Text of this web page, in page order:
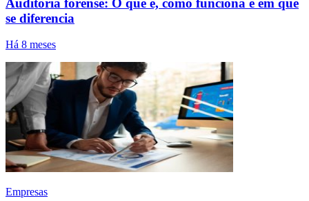
se diferencia
Há 8 meses
Empresas